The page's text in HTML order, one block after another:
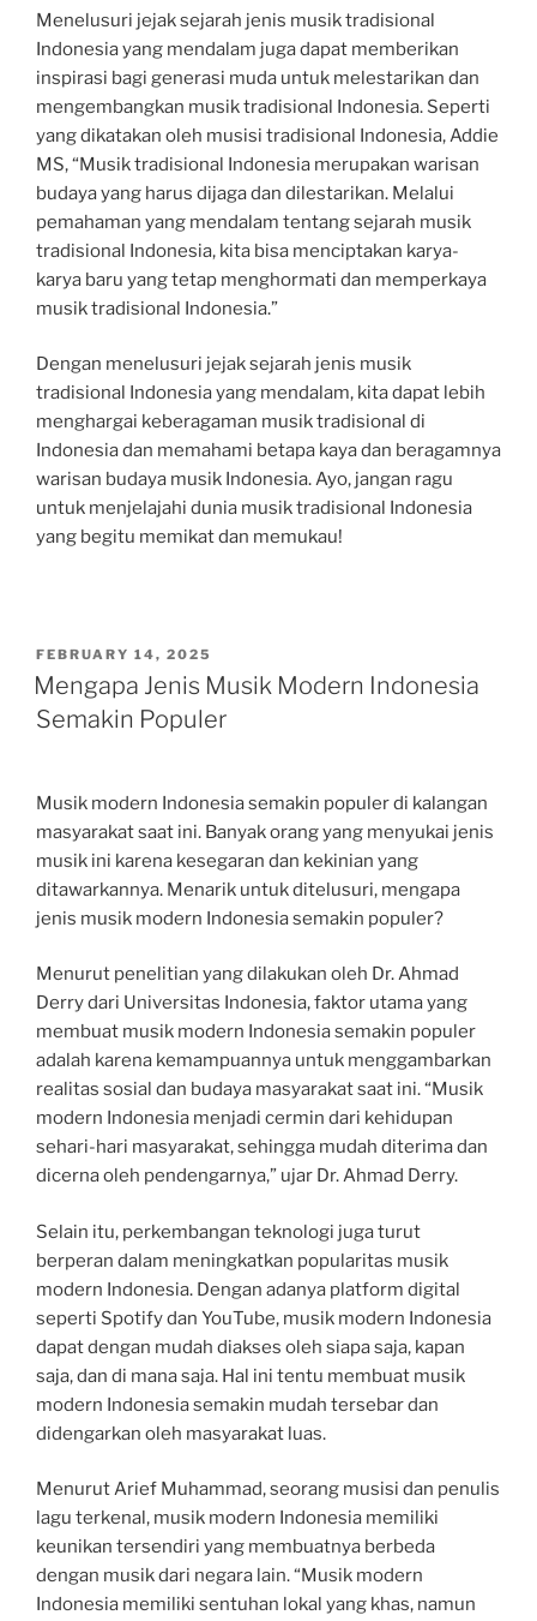
Menelusuri jejak sejarah jenis musik tradisional
Indonesia yang mendalam juga dapat memberikan
inspirasi bagi generasi muda untuk melestarikan dan
mengembangkan musik tradisional Indonesia. Seperti
yang dikatakan oleh musisi tradisional Indonesia, Addie
MS, “Musik tradisional Indonesia merupakan warisan
budaya yang harus dijaga dan dilestarikan. Melalui
pemahaman yang mendalam tentang sejarah musik
tradisional Indonesia, kita bisa menciptakan karya-
karya baru yang tetap menghormati dan memperkaya
musik tradisional Indonesia.”
Dengan menelusuri jejak sejarah jenis musik
tradisional Indonesia yang mendalam, kita dapat lebih
menghargai keberagaman musik tradisional di
Indonesia dan memahami betapa kaya dan beragamnya
warisan budaya musik Indonesia. Ayo, jangan ragu
untuk menjelajahi dunia musik tradisional Indonesia
yang begitu memikat dan memukau!
POSTED
ON
FEBRUARY 14, 2025
Mengapa Jenis Musik Modern Indonesia
Semakin Populer
Musik modern Indonesia semakin populer di kalangan
masyarakat saat ini. Banyak orang yang menyukai jenis
musik ini karena kesegaran dan kekinian yang
ditawarkannya. Menarik untuk ditelusuri, mengapa
jenis musik modern Indonesia semakin populer?
Menurut penelitian yang dilakukan oleh Dr. Ahmad
Derry dari Universitas Indonesia, faktor utama yang
membuat musik modern Indonesia semakin populer
adalah karena kemampuannya untuk menggambarkan
realitas sosial dan budaya masyarakat saat ini. “Musik
modern Indonesia menjadi cermin dari kehidupan
sehari-hari masyarakat, sehingga mudah diterima dan
dicerna oleh pendengarnya,” ujar Dr. Ahmad Derry.
Selain itu, perkembangan teknologi juga turut
berperan dalam meningkatkan popularitas musik
modern Indonesia. Dengan adanya platform digital
seperti Spotify dan YouTube, musik modern Indonesia
dapat dengan mudah diakses oleh siapa saja, kapan
saja, dan di mana saja. Hal ini tentu membuat musik
modern Indonesia semakin mudah tersebar dan
didengarkan oleh masyarakat luas.
Menurut Arief Muhammad, seorang musisi dan penulis
lagu terkenal, musik modern Indonesia memiliki
keunikan tersendiri yang membuatnya berbeda
dengan musik dari negara lain. “Musik modern
Indonesia memiliki sentuhan lokal yang khas, namun